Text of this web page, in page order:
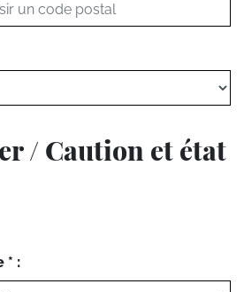
/ Caution et état
* :